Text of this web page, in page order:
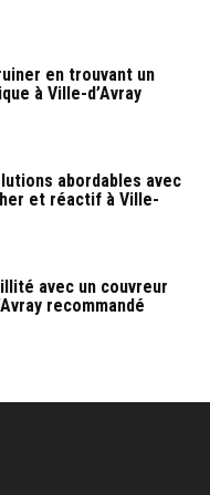
en trouvant un
à Ville-d’Avray
abordables avec
et réactif à Ville-
avec un couvreur
recommandé